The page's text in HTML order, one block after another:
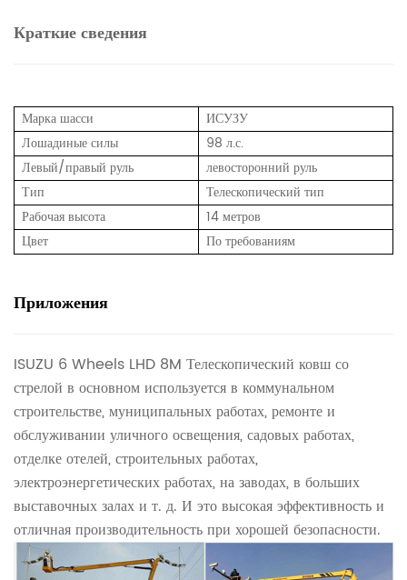
Краткие сведения
Марка шасси
ИСУЗУ
Лошадиные силы
98 л.с.
Левый/правый руль
левосторонний руль
Тип
Телескопический тип
Рабочая высота
14 метров
Цвет
По требованиям
Приложения
ISUZU 6 Wheels LHD 8M Телескопический ковш со
стрелой в основном используется в коммунальном
строительстве, муниципальных работах, ремонте и
обслуживании уличного освещения, садовых работах,
отделке отелей, строительных работах,
электроэнергетических работах, на заводах, в больших
выставочных залах и т. д. И это высокая эффективность и
отличная производительность при хорошей безопасности.